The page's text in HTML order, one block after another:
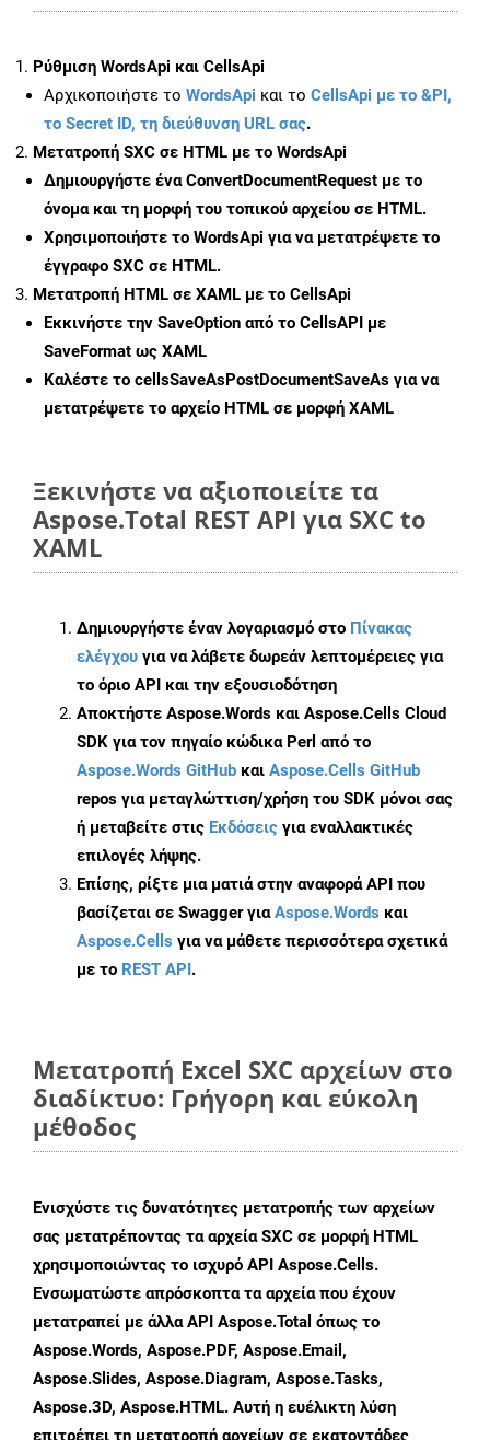
Ρύθμιση WordsApi και CellsApi
Αρχικοποιήστε το WordsApi και το CellsApi με το &PI,
το Secret ID, τη διεύθυνση URL σας.
Μετατροπή SXC σε HTML με το WordsApi
Δημιουργήστε έναConvertDocumentRequest με το
όνομα και τη μορφή του τοπικού αρχείου σε HTML.
Χρησιμοποιήστε το WordsApi για να μετατρέψετε το
έγγραφο SXC σε HTML.
Μετατροπή HTML σε XAML με το CellsApi
Εκκινήστε την SaveOption από το CellsAPI με
SaveFormat ως XAML
Καλέστε το cellsSaveAsPostDocumentSaveAs για να
μετατρέψετε το αρχείο HTML σε μορφή XAML
Ξεκινήστε να αξιοποιείτε τα
Aspose.Total REST API για SXC to
XAML
Δημιουργήστε έναν λογαριασμό στο Πίνακας
ελέγχου για να λάβετε δωρεάν λεπτομέρειες για
το όριο API και την εξουσιοδότηση
Αποκτήστε Aspose.Words και Aspose.Cells Cloud
SDK για τον πηγαίο κώδικα Perl από το
Aspose.Words GitHub και Aspose.Cells GitHub
repos για μεταγλώττιση/χρήση του SDK μόνοι σας
ή μεταβείτε στις Εκδόσεις για εναλλακτικές
επιλογές λήψης.
Επίσης, ρίξτε μια ματιά στην αναφορά API που
βασίζεται σε Swagger γιαAspose.Words και
Aspose.Cells για να μάθετε περισσότερα σχετικά
με το REST API.
Μετατροπή Excel SXC αρχείων στο
διαδίκτυο: Γρήγορη και εύκολη
μέθοδος
Ενισχύστε τις δυνατότητες μετατροπής των αρχείων
σας μετατρέποντας τα αρχεία SXC σε μορφή HTML
χρησιμοποιώντας το ισχυρό API Aspose.Cells.
Ενσωματώστε απρόσκοπτα τα αρχεία που έχουν
μετατραπεί με άλλα API Aspose.Total όπως το
Aspose.Words, Aspose.PDF, Aspose.Email,
Aspose.Slides, Aspose.Diagram, Aspose.Tasks,
Aspose.3D, Aspose.HTML. Αυτή η ευέλικτη λύση
επιτρέπει τη μετατροπή αρχείων σε εκατοντάδες